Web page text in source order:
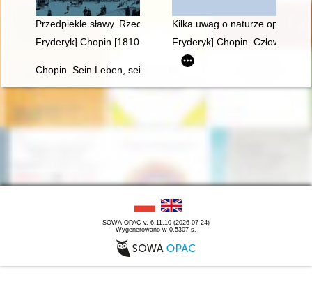
Przedpiekle sławy. Rzecz o ChopinieKilka uwag o naturze opery,
Fryderyk] Chopin [1810-1849]. Życie i droga twórcza
Fryderyk] Chopin. Człowiek,
Chopin. Sein Leben, sein Werk, seine Zeit
SOWA OPAC v. 6.11.10 (2026-07-24)
Wygenerowano w 0,5307 s.